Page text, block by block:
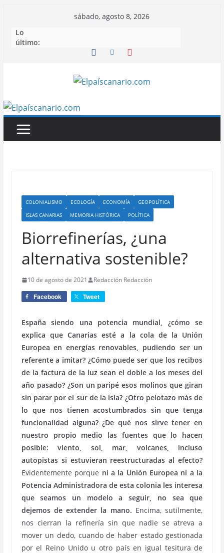
contenido
sábado, agosto 8, 2026
Lo
último:
COLONIALISMO ECOLOGÍA ECONOMÍA
GEOPOLÍTICA
ISLAS CANARIAS
MEMORIA HISTÓRICA POLÍTICA
Biorrefinerías, ¿una
alternativa sostenible?
10 de agosto de 2021 Redacción Redacción
Facebook Tweet
España siendo una potencia mundial, ¿cómo se
explica que Canarias esté a la cola de la Unión
Europea en energías renovables, pudiendo ser un
referente a imitar? ¿Cómo puede ser que los recibos
de la factura de la luz sean el doble a los meses del
año pasado? ¿Son un paripé esos molinos que giran
sin parar por el sur de la isla? ¿Otro pelotazo más de
lo que nos tienen acostumbrados sin que tenga
funcionalidad alguna? ¿De qué nos sirve tener en
nuestro propio medio las fuentes que lo hacen
posible: viento, sol, mar, volcanes, incluso
autopistas si estuvieran reestructuradas al efecto?
Evidentemente porque ni a la Unión Europea ni a la
Potencia Administradora de esta colonia les interesa
que seamos un modelo a seguir, no sea que
dejemos de extender la mano. Encima, sutilmente,
nos cierran la refinería sin que nadie se atreva a
mover un dedo, cuando de haber estado gestionada
por el Reino Unido u otro país en igual tesitura de